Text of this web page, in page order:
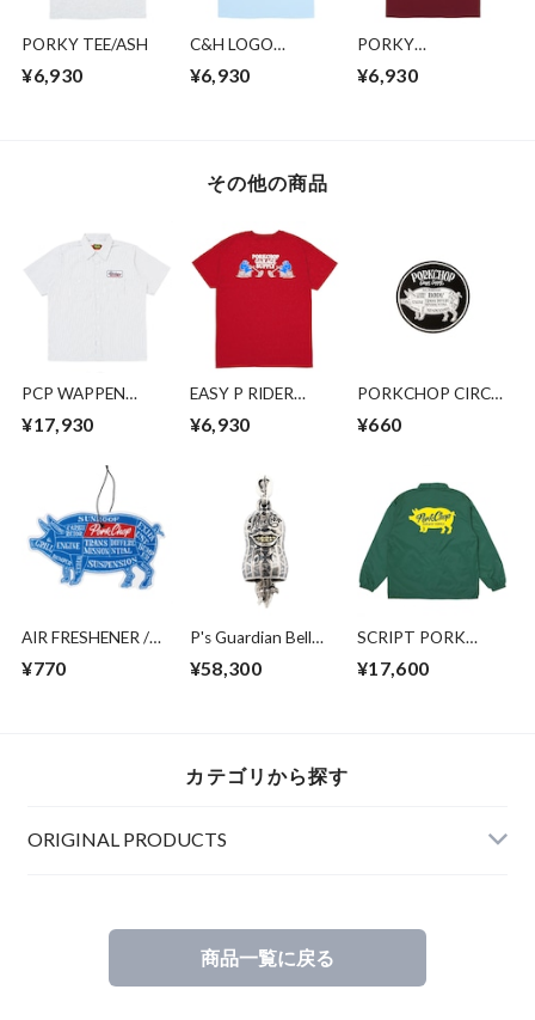
PORKY TEE/ASH
¥6,930
C&H LOGO
POCKET
TEE/LIGHT BLUE
¥6,930
PORKY
TEE/BURGUNDY
¥6,930
その他の商品
PCP WAPPEN
SHIRT/D.NAVY
¥17,930
EASY P RIDER
¥6,930
PORKCHOP CIRCLE
¥660
AIR FRESHENER /
¥770
P's Guardian Bell
¥58,300
SCRIPT PORK
GREEN
¥17,600
カテゴリから探す
ORIGINAL PRODUCTS
商品一覧に戻る